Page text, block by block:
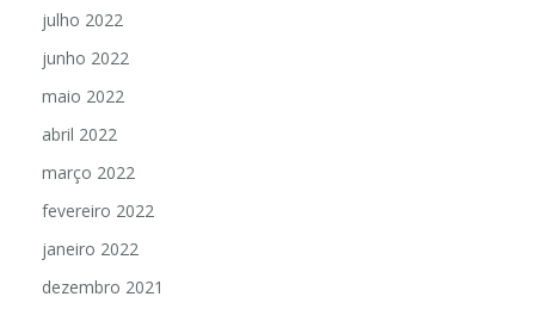
julho 2022
junho 2022
maio 2022
abril 2022
março 2022
fevereiro 2022
janeiro 2022
dezembro 2021